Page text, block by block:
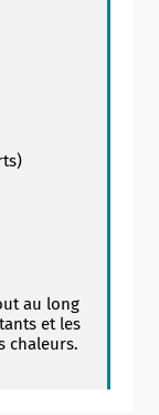
au long
et les
chaleurs.